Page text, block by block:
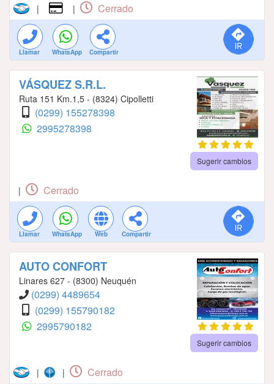
| | Cerrado
Llamar WhatsApp Compartir
VÁSQUEZ S.R.L.
Ruta 151 Km.1,5 - (8324) Cipolletti
(0299) 155278398
2995278398
Sugerir cambios
| Cerrado
Llamar WhatsApp Web Compartir
AUTO CONFORT
Linares 627 - (8300) Neuquén
(0299) 4489654
(0299) 155790182
2995790182
Sugerir cambios
| | Cerrado